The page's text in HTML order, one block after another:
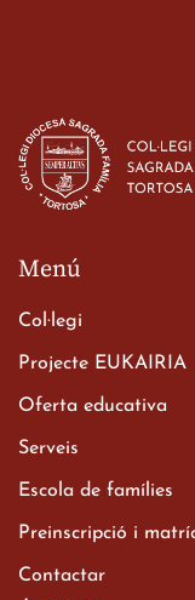
d’ESO-BSD a
23 de març de 2026
Xerrada del Sr.
Batxillerat
Menú
Col·legi
Projecte EUKAIRIA
Oferta educativa
Serveis
Escola de famílies
Preinscripció i
Contactar